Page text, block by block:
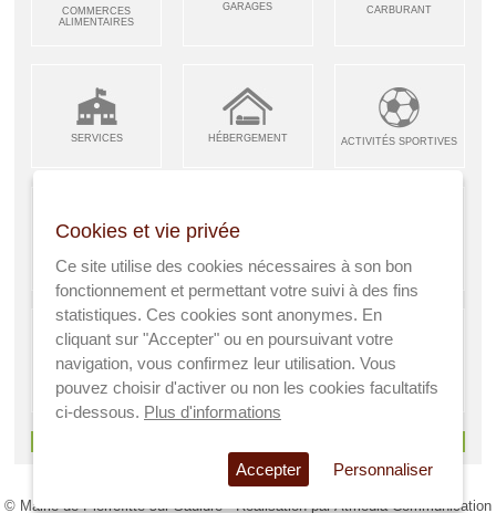
COMMERCES
ALIMENTAIRES
GARAGES CARBURANT
SERVICES HÉBERGEMENT ACTIVITÉS SPORTIVES
ARTISANS &
INDUSTRIES
RESTAURANTS CAFÉS ENFANCE JEUNESSE
A VISITER SANTÉ AGRICULTEURS
© Mairie de Pierrefitte sur Sauldre - Réalisation parAtmedia Communication
Cookies et vie privée
Ce site utilise des cookies nécessaires à son bon
fonctionnement et permettant votre suivi à des fins
statistiques. Ces cookies sont anonymes. En
cliquant sur "Accepter" ou en poursuivant votre
navigation, vous confirmez leur utilisation. Vous
pouvez choisir d'activer ou non les cookies facultatifs
ci-dessous. Plus d'informations
Accepter Personnaliser